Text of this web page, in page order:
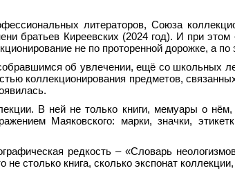
литераторов, Союза
братьев Киреевских (2024 год). И при этом
не по проторенной дорожке, а по
об увлечении, ещё со школьных
коллекционирования предметов,
В ней не только книги, мемуары о нём,
Маяковского: марки, значки,
редкость – «Словарь
столько книга, сколько экспонат